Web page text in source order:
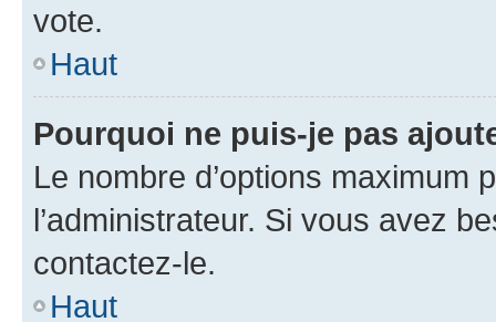
vote.
Haut
Pourquoi ne puis-je pas
Le nombre d’options maximum
l’administrateur. Si vous avez
contactez-le.
Haut